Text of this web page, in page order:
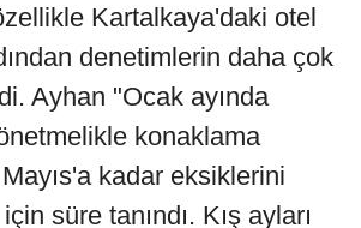
Kartalkaya'daki otel
denetimlerin daha çok
Ayhan "Ocak ayında
konaklama
kadar eksiklerini
süre tanındı. Kış ayları